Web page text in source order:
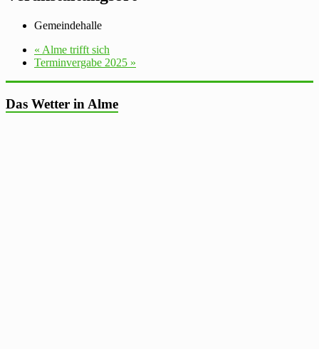
Gemeindehalle
« Alme trifft sich
Terminvergabe 2025 »
Das Wetter in Alme